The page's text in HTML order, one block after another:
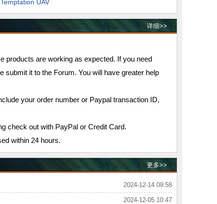
UAV
详细>>
products are working as expected. If you need
submit it to the Forum. You will have greater help
your order number or Paypal transaction ID,
check out with PayPal or Credit Card.
within 24 hours.
更多>>
2024-12-14 09:58
2024-12-05 10:47